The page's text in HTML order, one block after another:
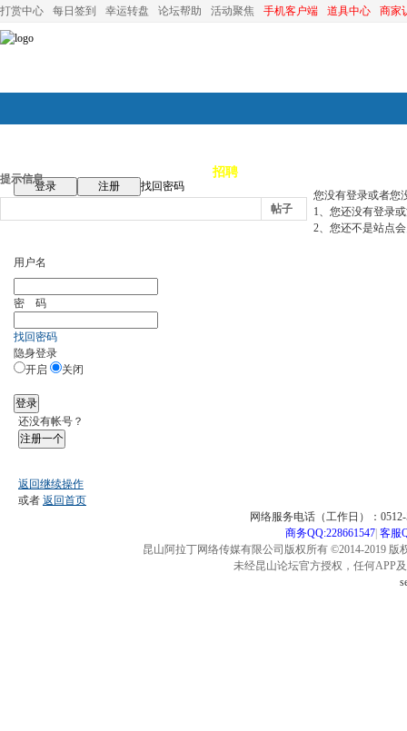
打赏中心 每日签到 幸运转盘 论坛帮助 活动聚焦 手机客户端 道具中心 商家
论坛首页 招聘
登录 注册
找回密码
帖子
提示信息
您没有登录或者您
1、您还没有登录
2、您还不是站点
用户名
密 码
找回密码
隐身登录
开启
关闭
登录
还没有帐号？
注册一个
返回继续操作
或者 返回首页
网络服务电话（工作日）：
商务QQ:228661547| 客服
昆山阿拉丁网络传媒有限公司版权所有 ©2014-2019
未经昆山论坛官方授权，任何APP